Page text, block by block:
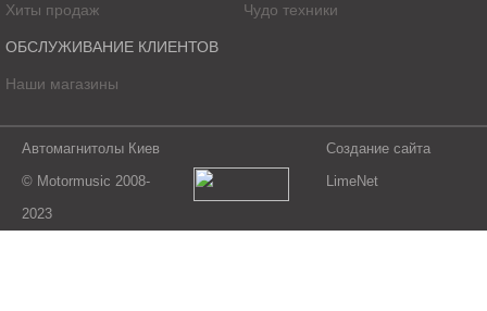
Хиты продаж
Чудо техники
ОБСЛУЖИВАНИЕ КЛИЕНТОВ
Наши магазины
Автомагнитолы Киев
© Motormusic 2008-
2023
Создание сайта
LimeNet